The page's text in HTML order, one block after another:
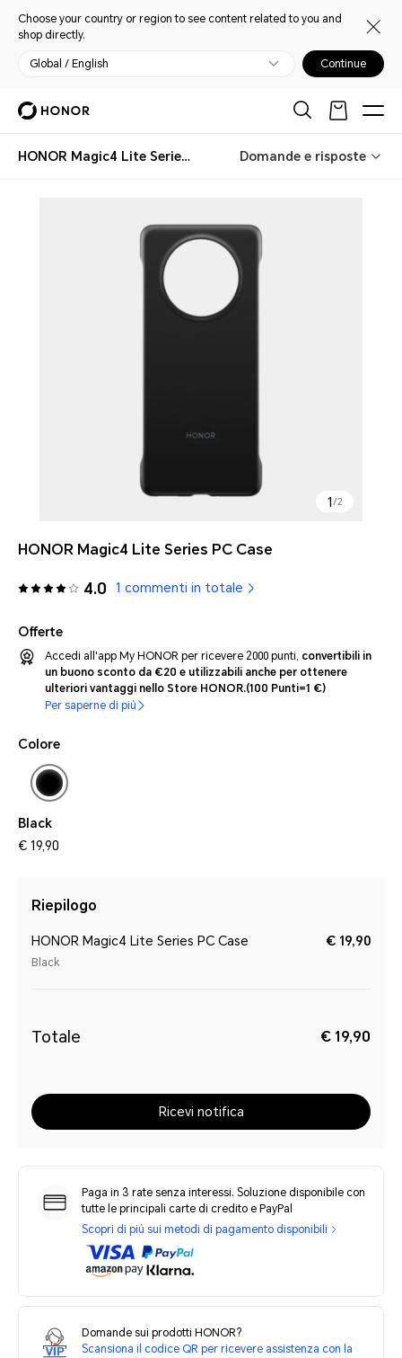
Choose your country or region to see content related to you and
shop directly.
Global / English Continue
HONOR Magic4 Lite Series PC Case Domande e risposte
1 /2
HONOR Magic4 Lite Series PC Case
4.0 1 commenti in totale
Offerte
Accedi all'app My HONOR per ricevere 2000 punti, convertibili in
un buono sconto da €20 e utilizzabili anche per ottenere
ulteriori vantaggi nello Store HONOR.(100 Punti=1 €)
Per saperne di più
Colore
Black
€ 19,90
Riepilogo
HONOR Magic4 Lite Series PC Case
Black
€ 19,90
Totale € 19,90
Ricevi notifica
Paga in 3 rate senza interessi. Soluzione disponibile con
tutte le principali carte di credito e PayPal
Scopri di più sui metodi di pagamento disponibili
Domande sui prodotti HONOR?
Scansiona il codice QR per ricevere assistenza con la